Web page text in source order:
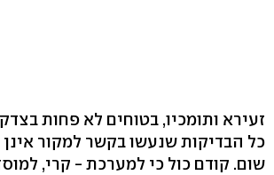
זעירא ותומכיו, בטוחים לא פחות
כל הבדיקות שנעשו בקשר למקור
שום. קודם כול כי למערכת - קרי,